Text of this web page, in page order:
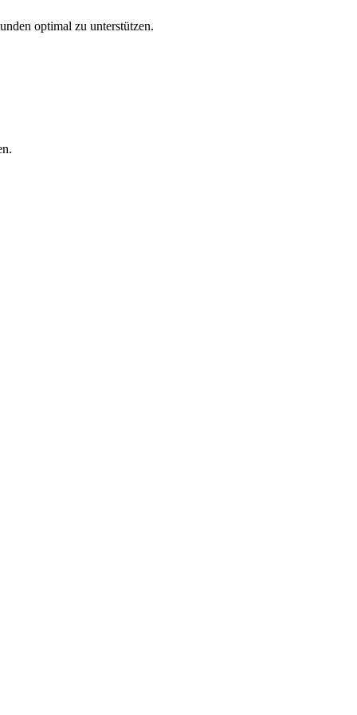
optimal zu unterstützen.